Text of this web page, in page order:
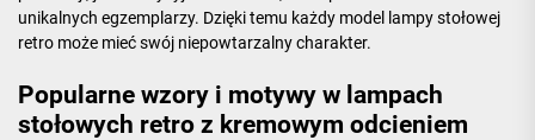
unikalnych egzemplarzy. Dzięki temu każdy model lampy stołowej
retro może mieć swój niepowtarzalny charakter.
Popularne wzory i motywy w lampach
stołowych retro z kremowym odcieniem